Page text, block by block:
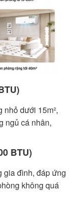
dưới 15m²,
ngủ cá nhân,
BTU)
gia đình, đáp ứng
không quá